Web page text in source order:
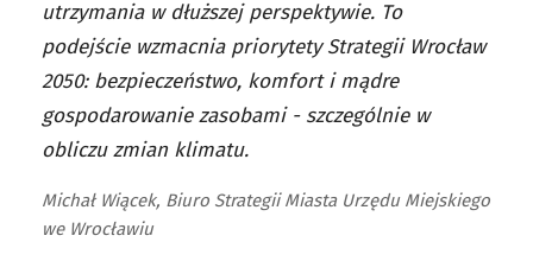
utrzymania w dłuższej perspektywie. To
podejście wzmacnia priorytety Strategii Wrocław
2050: bezpieczeństwo, komfort i mądre
gospodarowanie zasobami - szczególnie w
obliczu zmian klimatu.
Michał Wiącek, Biuro Strategii Miasta Urzędu Miejskiego
we Wrocławiu